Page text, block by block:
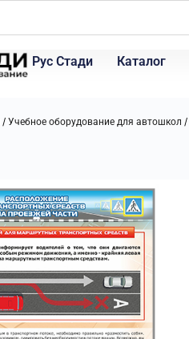
Рус Стади Каталог
/ Учебное оборудование для автошкол /